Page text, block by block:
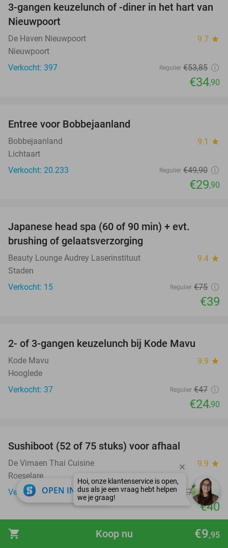
shopping_cart €9,95
Koop nu
35%
3-gangen keuzelunch of -diner in het hart van
Nieuwpoort
De Haven Nieuwpoort 9.7 star
Nieuwpoort
Verkocht: 397
Regulier €53,85
€34,90
Entree voor Bobbejaanland
Bobbejaanland 9.1 star
Lichtaart
Verkocht: 20.233
Regulier €49,90
€29,90
Japanese head spa (60 of 90 min) + evt.
brushing of gelaatsverzorging
Beauty Lounge Audrey Laserinstituut 9.4 star
Staden
Verkocht: 15
Regulier €75
€39
2- of 3-gangen keuzelunch bij Kode Mavu
Kode Mavu 9.9 star
Hooglede
Verkocht: 37
Regulier €47
€24,90
Sushiboot (52 of 75 stuks) voor afhaal
De Vimaen Thai Cuisine 9.9 star
Roeselare
Verkocht: 363
Regulier €74,90
€40
favorite_border
OPEN IN APP close